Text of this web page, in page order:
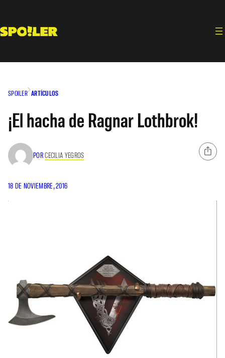
contenido
SPOILER ARTÍCULOS
¡El hacha de Ragnar Lothbrok!
PORCECILIA YEGROS
18 DE NOVIEMBRE, 2016